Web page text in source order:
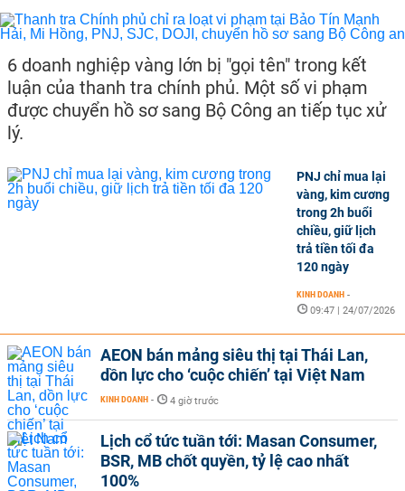
6 doanh nghiệp vàng lớn bị "gọi tên" trong kết
luận của thanh tra chính phủ. Một số vi phạm
được chuyển hồ sơ sang Bộ Công an tiếp tục xử
lý.
PNJ chỉ mua lại
vàng, kim cương
trong 2h buổi
chiều, giữ lịch
trả tiền tối đa
120 ngày
KINH DOANH -
09:47 | 24/07/2026
AEON bán mảng siêu thị tại Thái Lan,
dồn lực cho ‘cuộc chiến’ tại Việt Nam
KINH DOANH - 4 giờ trước
Lịch cổ tức tuần tới: Masan Consumer,
BSR, MB chốt quyền, tỷ lệ cao nhất
100%